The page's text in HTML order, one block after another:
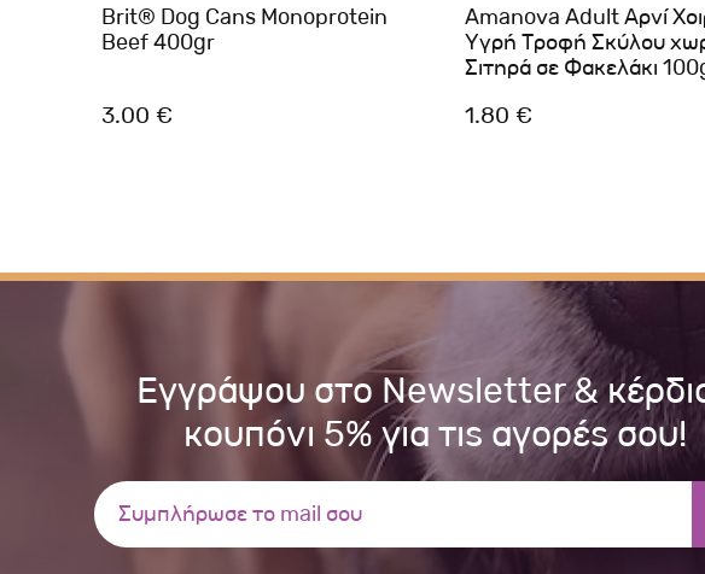
Brit® Dog Cans Monoprotein
Beef 400gr
3.00 €
Amanova Adult Αρνί
Υγρή Τροφή Σκύλου
Σιτηρά σε Φακελάκι
1.80 €
Εγγράψου στο Newsletter &
κουπόνι 5% για τις αγορές σου!